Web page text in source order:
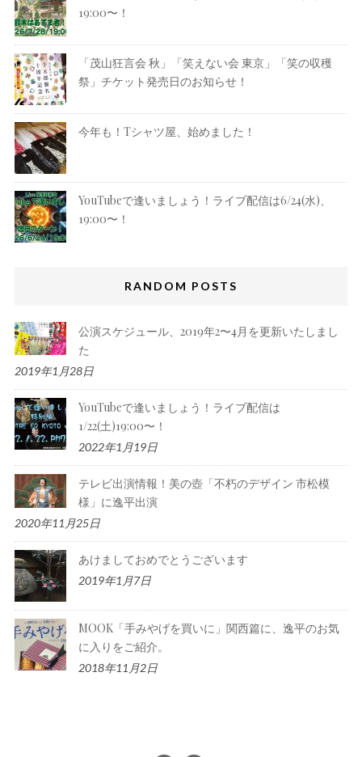
19:00〜！
「茂山狂言会 秋」「笑えない会 東京」「笑の収穫
祭」チケット発売日のお知らせ！
今年も！Tシャツ屋、始めました！
YouTubeで逢いましょう！ライブ配信は6/24(水)、
19:00〜！
RANDOM POSTS
公演スケジュール、2019年2〜4月を更新いたしまし
た
2019年1月28日
YouTubeで逢いましょう！ライブ配信は
1/22(土)19:00〜！
2022年1月19日
テレビ出演情報！美の壺「不朽のデザイン 市松模
様」に逸平出演
2020年11月25日
あけましておめでとうございます
2019年1月7日
MOOK「手みやげを買いに」関西篇に、逸平のお気
に入りをご紹介。
2018年11月2日